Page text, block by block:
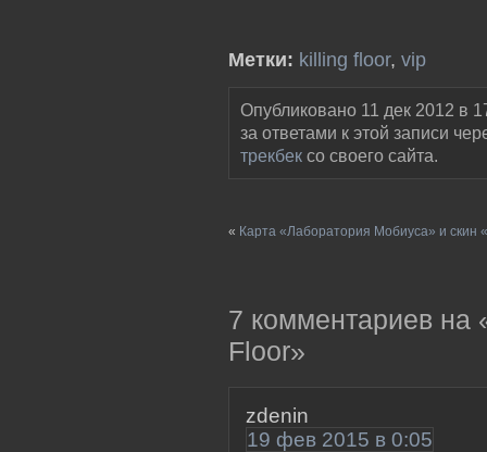
Метки: killing floor, vip
Опубликовано 11 дек 2012 в
за ответами к этой записи
трекбек со своего сайта.
« Карта «Лаборатория Мобиуса» и
7 комментариев на
Floor»
zdenin
19 фев 2015 в 0:05